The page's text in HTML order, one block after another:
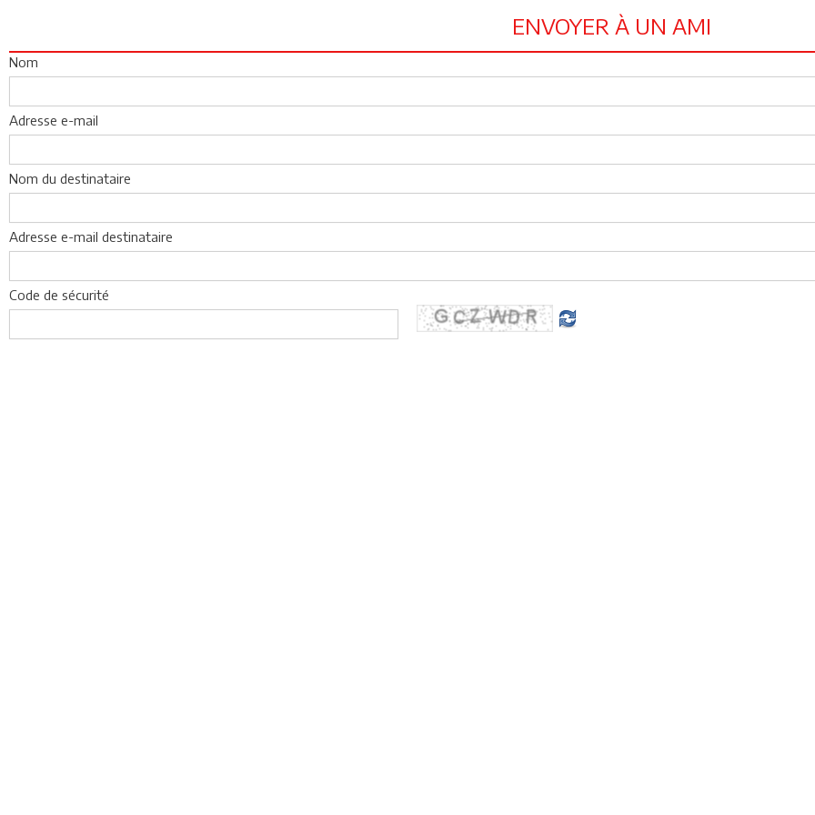
ENVOYER À UN AMI
Nom
Adresse e-mail
Nom du destinataire
Adresse e-mail destinataire
Code de sécurité